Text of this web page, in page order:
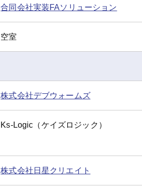
合同会社実装FAソリューション
空室
株式会社デブウォームズ
Ks-Logic（ケイズロジック）
株式会社日星クリエイト